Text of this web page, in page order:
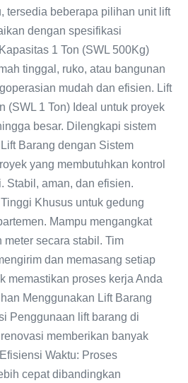
tersedia beberapa pilihan unit lift
dengan spesifikasi
1 Ton (SWL 500Kg)
tinggal, ruko, atau bangunan
mudah dan efisien. Lift
(SWL 1 Ton) Ideal untuk proyek
besar. Dilengkapi sistem
Barang dengan Sistem
yang membutuhkan kontrol
Stabil, aman, dan efisien.
Khusus untuk gedung
Mampu mengangkat
secara stabil. Tim
dan memasang setiap
memastikan proses kerja Anda
Menggunakan Lift Barang
Penggunaan lift barang di
memberikan banyak
Waktu: Proses
cepat dibandingkan